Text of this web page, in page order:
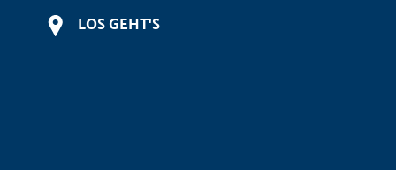
LOS GEHT'S